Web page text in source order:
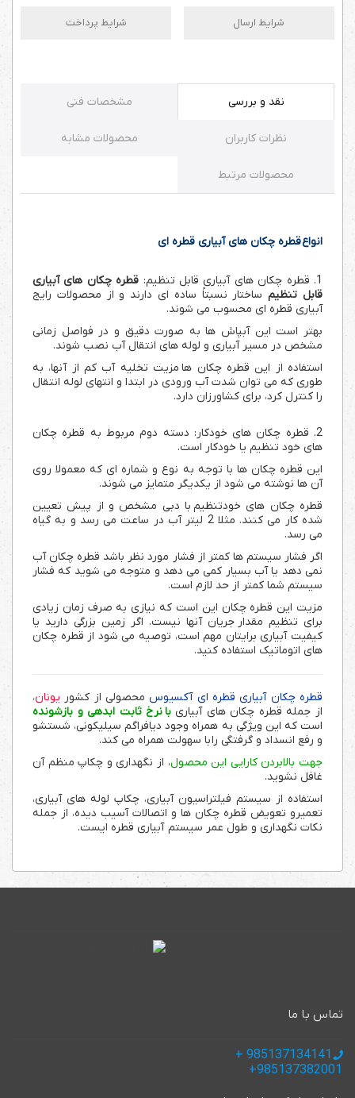
شرایط ارسال شرایط پرداخت
نقد و بررسی مشخصات فنی
نظرات کاربران محصولات مشابه
محصولات مرتبط
انواع قطره چکان های آبیاری قطره ای
1. قطره چکان های آبیاری قابل تنظیم:
قطره چکان های آبیاری
قابل تنظیمساختار نسبتاً ساده ای دارند و از محصولات رایج
آبیاری قطره ای محسوب می شوند.
بهتر است این آبپاش ها به صورت دقیق و در فواصل زمانی
مشخص در مسیر آبیاری و لوله های انتقال آب نصب شوند.
استفاده از این قطره چکان ها مزیت تخلیه آب کم از آنها، به
طوری که می توان شدت آب ورودی در ابتدا و انتهای لوله انتقال
را کنترل کرد، برای کشاورزان دارد.
2. قطره چکان های خودکار: دسته دوم مربوط به قطره چکان
های خود تنظیم یا خودکار است.
این قطره چکان ها با توجه به نوع و شماره ای که معمولا روی
آن ها نوشته می شود از یکدیگر متمایز می شوند.
قطره چکان های خودتنظیم با دبی مشخص و از پیش تعیین
شده کار می کنند. مثلا 2 لیتر آب در ساعت می رسد و به گیاه
می رسد.
اگر فشار سیستم ها کمتر از فشار مورد نظر باشد قطره چکان آب
نمی دهد یا آب بسیار کمی می دهد و متوجه می شوید که فشار
سیستم شما کمتر از حد لازم است.
مزیت این قطره چکان این است که نیازی به صرف زمان زیادی
برای تنظیم مقدار جریان آنها نیست. اگر زمین بزرگی دارید یا
کیفیت آبیاری برایتان مهم است، توصیه می شود از قطره چکان
های اتوماتیک استفاده کنید.
قطره چکان آبیاری قطره ای آکسیوسمحصولی از کشور یونان،
از جمله قطره چکان های آبیاریبا نرخ ثابت ابدهی و بازشونده
است که این ویژگی به همراه وجود دیافراگم سیلیکونی، شستشو
و رفع انسداد و گرفتگی را با سهولت همراه می کند.
جهت بالابردن کارایی این محصول، از نگهداری و چکاپ منظم آن
غافل نشوید.
استفاده از سیستم فیلتراسیون آبیاری، چکاپ لوله های آبیاری،
تعمیرو تعویض قطره چکان ها و اتصالات آسیب دیده، از جمله
نکات نگهداری و طول عمر سیستم آبیاری قطره ایست.
تماس با ما